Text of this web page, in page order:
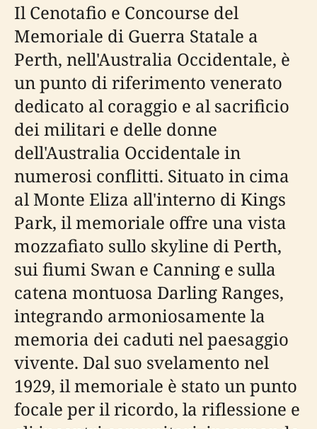
Il Cenotafio e Concourse del
Memoriale di Guerra Statale a
Perth, nell'Australia Occidentale, è
un punto di riferimento venerato
dedicato al coraggio e al sacrificio
dei militari e delle donne
dell'Australia Occidentale in
numerosi conflitti. Situato in cima
al Monte Eliza all'interno di Kings
Park, il memoriale offre una vista
mozzafiato sullo skyline di Perth,
sui fiumi Swan e Canning e sulla
catena montuosa Darling Ranges,
integrando armoniosamente la
memoria dei caduti nel paesaggio
vivente. Dal suo svelamento nel
1929, il memoriale è stato un punto
focale per il ricordo, la riflessione e